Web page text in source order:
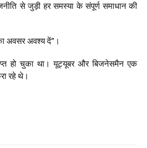
से जुड़ी हर समस्या के संपूर्ण समाधान की
अवसर अवश्य दें”।
हो चुका था। यूट्यूबर और बिजनेसमैन एक
रहे थे।